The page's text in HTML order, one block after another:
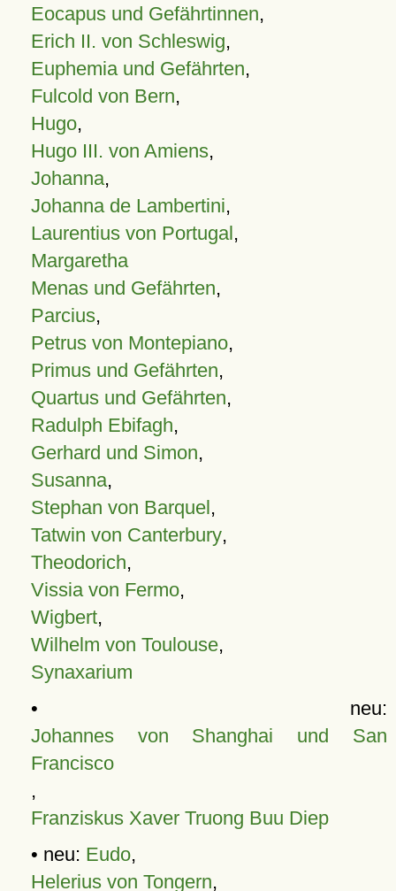
Eocapus und Gefährtinnen,
Erich II. von Schleswig,
Euphemia und Gefährten,
Fulcold von Bern,
Hugo,
Hugo III. von Amiens,
Johanna,
Johanna de Lambertini,
Laurentius von Portugal,
Margaretha
Menas und Gefährten,
Parcius,
Petrus von Montepiano,
Primus und Gefährten,
Quartus und Gefährten,
Radulph Ebifagh,
Gerhard und Simon,
Susanna,
Stephan von Barquel,
Tatwin von Canterbury,
Theodorich,
Vissia von Fermo,
Wigbert,
Wilhelm von Toulouse,
Synaxarium
• neu:
Johannes von Shanghai und San
Francisco
,
Franziskus Xaver Truong Buu Diep
• neu: Eudo,
Helerius von Tongern,